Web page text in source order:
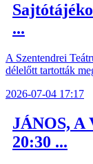
...
A Szentendrei
délelőtt tartották
2026-07-04 17:17
JÁNOS, A
20:30 ...